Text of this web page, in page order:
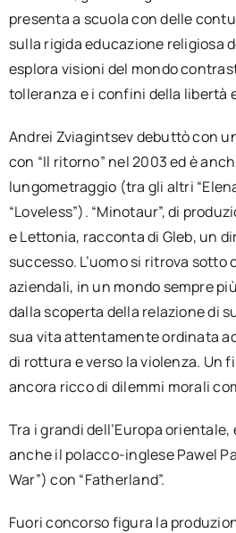
presenta a scuola con delle
sulla rigida educazione religiosa
esplora visioni del mondo
tolleranza e i confini della libertà
Andrei Zviagintsev debuttò con
con “Il ritorno” nel 2003 ed è
lungometraggio (tra gli altri
“Loveless”). “Minotaur”, di
e Lettonia, racconta di Gleb, un
successo. L’uomo si ritrova
aziendali, in un mondo sempre
dalla scoperta della relazione di
sua vita attentamente ordinata
di rottura e verso la violenza. Un
ancora ricco di dilemmi morali
Tra i grandi dell’Europa
anche il polacco-inglese Pawel
War”) con “Fatherland”.
Fuori concorso figura la